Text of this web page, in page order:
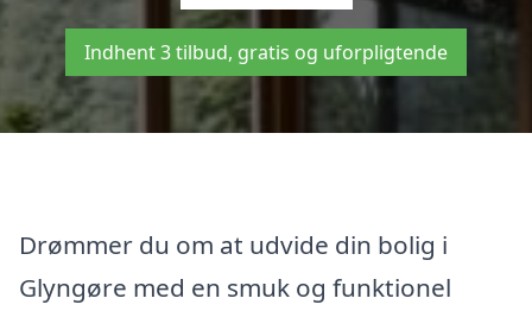
Indhent 3 tilbud, gratis og uforpligtende
Drømmer du om at udvide din bolig i
Glyngøre med en smuk og funktionel